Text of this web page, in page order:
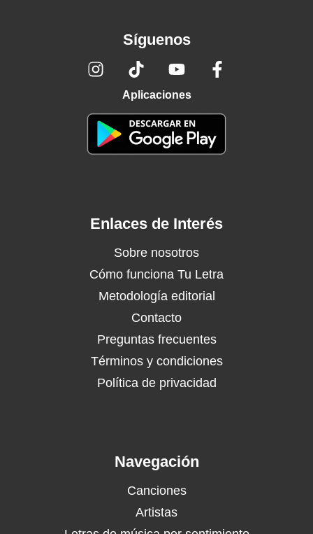
Síguenos
Aplicaciones
Enlaces de Interés
Sobre nosotros
Cómo funciona Tu Letra
Metodología editorial
Contacto
Preguntas frecuentes
Términos y condiciones
Política de privacidad
Navegación
Canciones
Artistas